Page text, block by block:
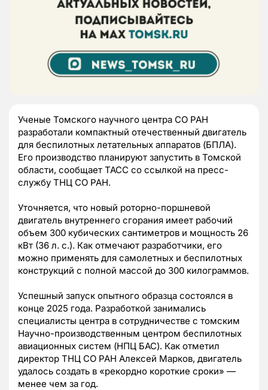
Ученые Томского научного центра СО РАН
разработали компактный отечественный двигатель
для беспилотных летательных аппаратов (БПЛА).
Его производство планируют запустить в Томской
области, сообщает ТАСС со ссылкой на пресс-
службу ТНЦ СО РАН.
Уточняется, что новый роторно-поршневой
двигатель внутреннего сгорания имеет рабочий
объем 300 кубических сантиметров и мощность 26
кВт (36 л. с.). Как отмечают разработчики, его
можно применять для самолетных и беспилотных
конструкций с полной массой до 300 килограммов.
Успешный запуск опытного образца состоялся в
конце 2025 года. Разработкой занимались
специалисты центра в сотрудничестве с томским
Научно-производственным центром беспилотных
авиационных систем (НПЦ БАС). Как отметил
директор ТНЦ СО РАН Алексей Марков, двигатель
удалось создать в «рекордно короткие сроки» —
менее чем за год.